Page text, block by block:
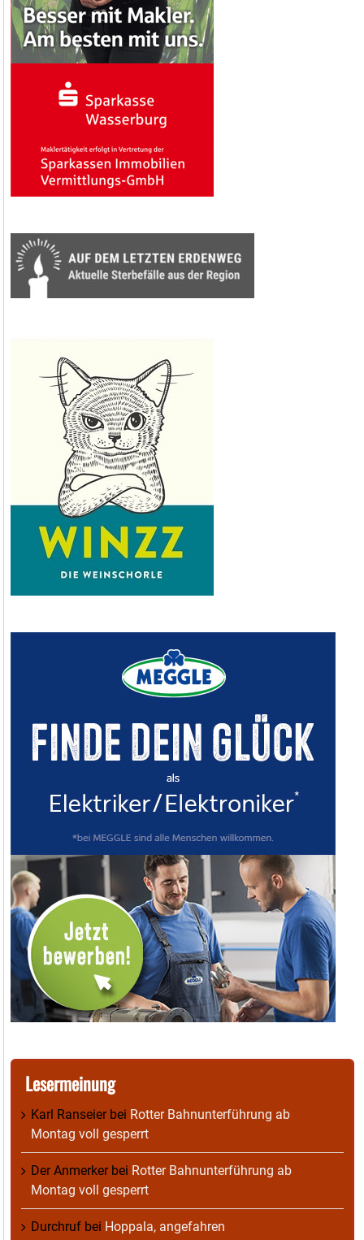
Lesermeinung
Karl Ranseierbei Rotter Bahnunterführung ab
Montag voll gesperrt
Der Anmerkerbei Rotter Bahnunterführung ab
Montag voll gesperrt
Durchruf bei Hoppala, angefahren